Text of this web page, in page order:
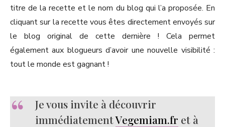
titre de la recette et le nom du blog qui l’a proposée. En
cliquant sur la recette vous êtes directement envoyés sur
le blog original de cette dernière ! Cela permet
également aux blogueurs d’avoir une nouvelle visibilité :
tout le monde est gagnant !
Je vous invite à découvrir
immédiatementVegemiam.fr et à